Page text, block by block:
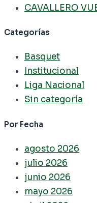
CAVALLERO
Categorías
Basquet
Institucional
Liga Nacional
Sin categoría
Por Fecha
agosto 2026
julio 2026
junio 2026
mayo 2026